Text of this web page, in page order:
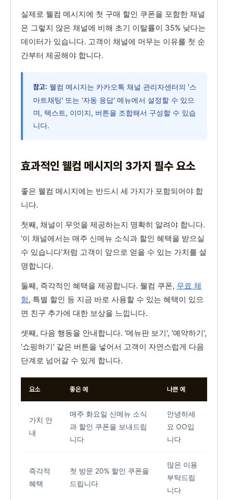
실제로 웰컴 메시지에 첫 구매 할인 쿠폰을 포함한 채널
은 그렇지 않은 채널에 비해 초기 이탈률이 35% 낮다는
데이터가 있습니다. 고객이 채널에 머무는 이유를 첫 순
간부터 제공해야 합니다.
참고: 웰컴 메시지는 카카오톡 채널 관리자센터의 '스
마트채팅' 또는 '자동 응답' 메뉴에서 설정할 수 있으
며, 텍스트, 이미지, 버튼을 조합해서 구성할 수 있습
니다.
효과적인 웰컴 메시지의 3가지 필수 요소
좋은 웰컴 메시지에는 반드시 세 가지가 포함되어야 합
니다.
첫째, 채널이 무엇을 제공하는지 명확히 알려야 합니다.
'이 채널에서는 매주 신메뉴 소식과 할인 혜택을 받으실
수 있습니다'처럼 고객이 앞으로 얻을 수 있는 가치를 설
명합니다.
둘째, 즉각적인 혜택을 제공합니다. 웰컴 쿠폰, 무료 체
험, 특별 할인 등 지금 바로 사용할 수 있는 혜택이 있으
면 친구 추가에 대한 보상을 느낍니다.
셋째, 다음 행동을 안내합니다. '메뉴판 보기', '예약하기',
'쇼핑하기' 같은 버튼을 넣어서 고객이 자연스럽게 다음
단계로 넘어갈 수 있게 합니다.
요소 좋은 예 나쁜 예
가치 안
내
매주 화요일 신메뉴 소식
과 할인 쿠폰을 보내드립
니다
안녕하세
요 OO입
니다
즉각적
혜택
첫 방문 20% 할인 쿠폰을
드립니다
많은 이용
부탁드립
니다